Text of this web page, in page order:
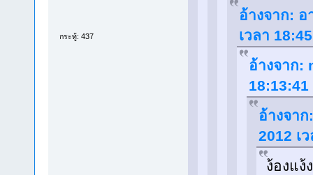
กระทู้: 437
อ้างจาก: อ
เวลา
อ้างจาก:
18:13:41
อ้างจา
2012 เ
ง้องแง้ง